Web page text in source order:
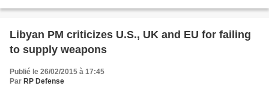
Libyan PM criticizes U.S., UK and EU for failing
to supply weapons
Publié le 26/02/2015 à 17:45
Par RP Defense